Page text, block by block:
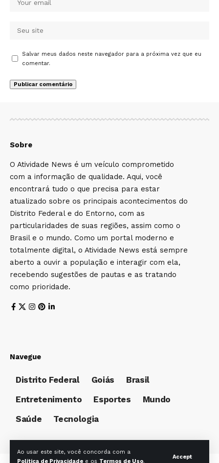
Ao usar este site, você concorda com a
Política de Privacidade e os Termos de Uso.
Accept
Salvar meus dados neste navegador para a próxima vez que eu
comentar.
Sobre
O Atividade News é um veículo comprometido
com a informação de qualidade. Aqui, você
encontrará tudo o que precisa para estar
atualizado sobre os principais acontecimentos do
Distrito Federal e do Entorno, com as
particularidades de suas regiões, assim como o
Brasil e o mundo. Como um portal moderno e
totalmente digital, o Atividade News está sempre
aberto a ouvir a população e interagir com ela,
recebendo sugestões de pautas e as tratando
como prioridade.
Navegue
Distrito Federal Goiás
Brasil
Entretenimento
Esportes
Mundo
Saúde
Tecnologia